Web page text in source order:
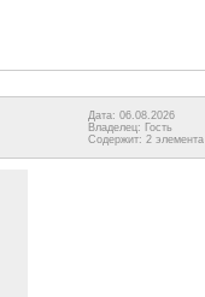
Дата: 06.08.2026
Владелец: Гость
Содержит: 2 элемента